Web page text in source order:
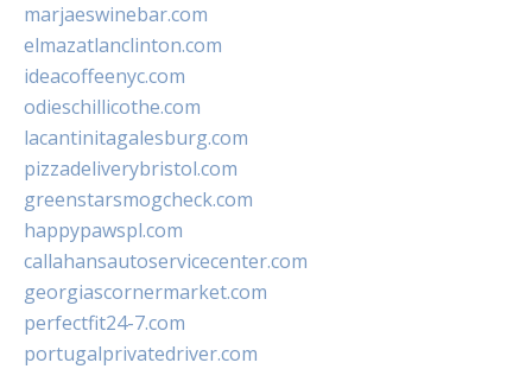
marjaeswinebar.com
elmazatlanclinton.com
ideacoffeenyc.com
odieschillicothe.com
lacantinitagalesburg.com
pizzadeliverybristol.com
greenstarsmogcheck.com
happypawspl.com
callahansautoservicecenter.com
georgiascornermarket.com
perfectfit24-7.com
portugalprivatedriver.com